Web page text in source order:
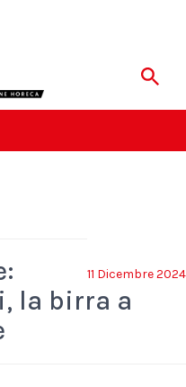
11 Dicembre 2024
la birra a